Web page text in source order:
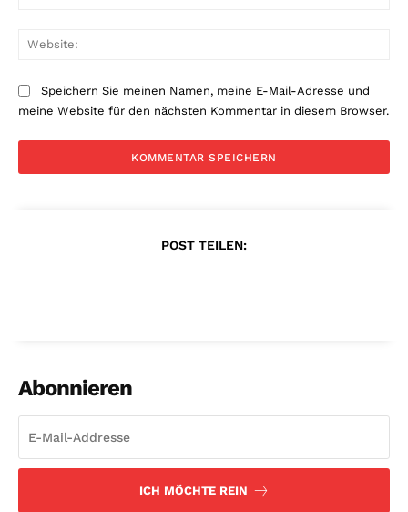
Speichern Sie meinen Namen, meine E-Mail-Adresse und
meine Website für den nächsten Kommentar in diesem Browser.
POST TEILEN:
Abonnieren
ICH MÖCHTE REIN